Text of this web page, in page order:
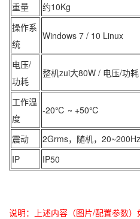
重量
约10Kg
操作系
统
Windows 7 / 10 Linux
电压/
功耗
整机zui大80W / 电压/功
工作温
度
-20℃ ~ +50℃
震动
2Grms，随机，
IP
IP50
说明：上述内容（图片/配置参数